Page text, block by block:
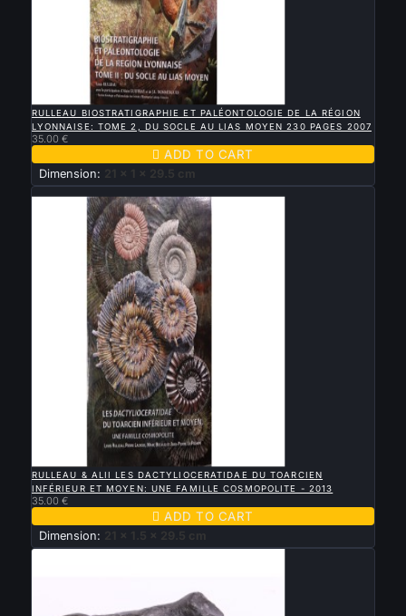
QUICK VIEW
RULLEAU BIOSTRATIGRAPHIE ET PALÉONTOLOGIE DE LA RÉGION
LYONNAISE: TOME 2, DU SOCLE AU LIAS MOYEN 230 PAGES 2007
35.00 €
 ADD TO CART
Dimension: 21 x 1 x 29.5 cm
New
RULLEAU & ALII LES DACTYLIOCERATIDAE DU TOARCIEN
INFÉRIEUR ET MOYEN: UNE FAMILLE COSMOPOLITE - 2013
35.00 €
 ADD TO CART
Dimension: 21 x 1.5 x 29.5 cm